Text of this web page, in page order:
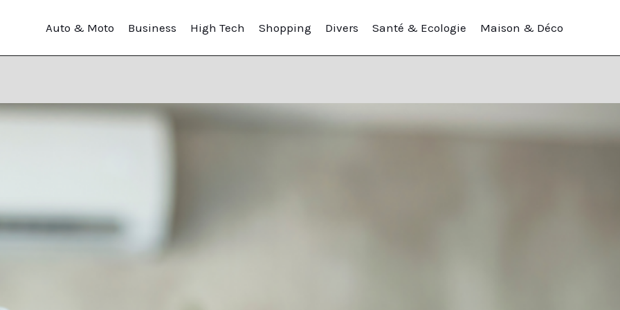
Auto & Moto Business High Tech Shopping Divers Santé & Ecologie Maison & Déco